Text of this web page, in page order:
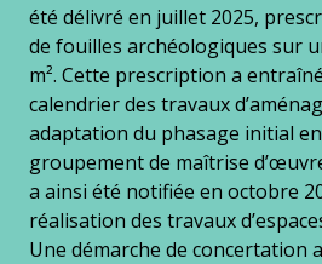
été délivré en juillet 2025,
de fouilles archéologiques sur
m². Cette prescription a
calendrier des travaux
adaptation du phasage initial
groupement de maîtrise
a ainsi été notifiée en octobre
réalisation des travaux
Une démarche de concertation